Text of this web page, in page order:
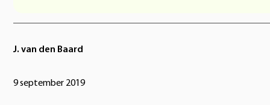
J. van den Baard
9 september 2019